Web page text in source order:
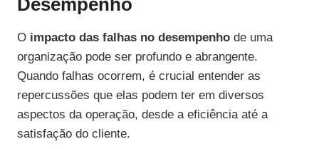
Desempenho
O impacto das falhas no desempenho de uma
organização pode ser profundo e abrangente.
Quando falhas ocorrem, é crucial entender as
repercussões que elas podem ter em diversos
aspectos da operação, desde a eficiência até a
satisfação do cliente.